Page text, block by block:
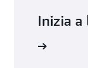
Inizia